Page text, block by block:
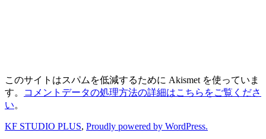
このサイトはスパムを低減するために Akismet を使っていま
す。
コメントデータの処理方法の詳細はこちらをご覧くださ
い。
KF STUDIO PLUS, Proudly powered by WordPress.